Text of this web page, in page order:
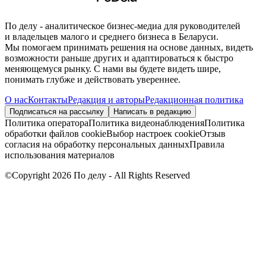
По делу - аналитическое бизнес-медиа для руководителей
и владельцев малого и среднего бизнеса в Беларуси.
Мы помогаем принимать решения на основе данных, видеть
возможности раньше других и адаптироваться к быстро
меняющемуся рынку. С нами вы будете видеть шире,
понимать глубже и действовать увереннее.
О насКонтактыРедакция и авторыРедакционная политика
Подписаться на рассылку Написать в редакцию
Политика оператораПолитика видеонаблюденияПолитика
обработки файлов cookieВыбор настроек cookieОтзыв
согласия на обработку персональных данныхПравила
использования материалов
©Copyright 2026 По делу - All Rights Reserved